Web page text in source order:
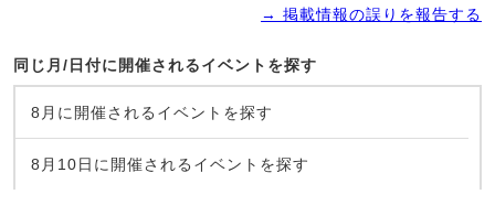
→ 掲載情報の誤りを報告する
同じ月/日付に開催されるイベントを探す
8月に開催されるイベントを探す
8月10日に開催されるイベントを探す